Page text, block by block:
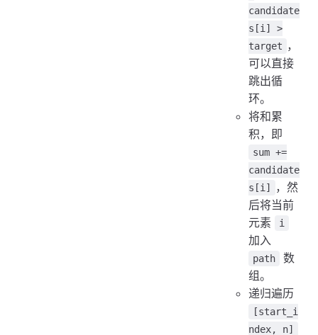
candidate
s[i] >
target ，
可以直接
跳出循
环。
将和累
积，即
sum +=
candidate
s[i]
，然
后将当前
元素
i
加入
path
数
组。
递归遍历
[start_i
ndex, n]